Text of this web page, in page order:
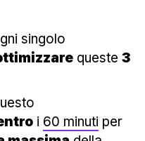
singolo
queste 3
i 60 minuti per